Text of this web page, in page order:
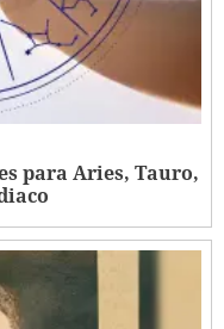
para Aries, Tauro,